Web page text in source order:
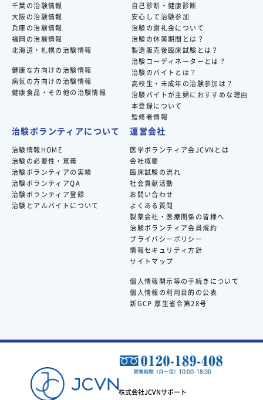
千葉の治験情報
大阪の治験情報
兵庫の治験情報
福岡の治験情報
北海道・札幌の治験情報
健康な方向けの治験情報
病気の方向けの治験情報
健康食品・その他の治験情報
自己診断・健康診断
安心して治験参加
治験の謝礼金について
治験の休薬期間とは？
製造販売後臨床試験とは？
治験コーディネーターとは？
治験のバイトとは？
高校生・未成年の治験参加は？
治験バイトが主婦におすすめな理由
本登録について
監修者情報
治験ボランティアについて
治験情報HOME
治験の必要性・意義
治験ボランティアの実績
治験ボランティアQA
治験ボランティア登録
治験とアルバイトについて
運営会社
医学ボランティア会JCVNとは
会社概要
臨床試験の流れ
社会貢献活動
お問い合わせ
よくある質問
製薬会社・医療関係の皆様へ
治験ボランティア会員規約
プライバシーポリシー
情報セキュリティ方針
サイトマップ
個人情報開示等の手続きについて
個人情報の利用目的の公表
新GCP 厚生省令第28号
株式会社JCVNサポート